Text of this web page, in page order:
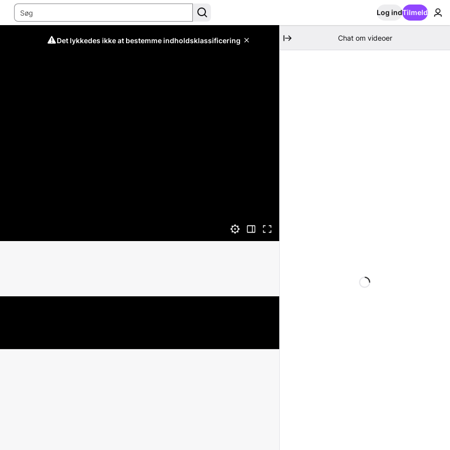
Log indTilmeld
Det lykkedes ikke at bestemme indholdsklassificering Chat om videoer